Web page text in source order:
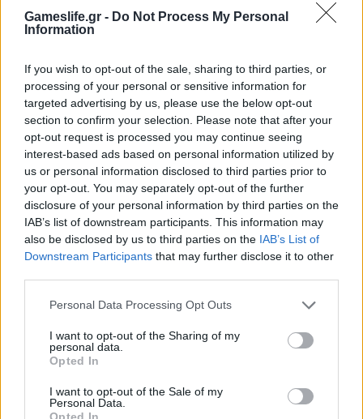
Gameslife.gr - Do Not Process My Personal
Information
If you wish to opt-out of the sale, sharing to third parties, or
processing of your personal or sensitive information for
targeted advertising by us, please use the below opt-out
section to confirm your selection. Please note that after your
opt-out request is processed you may continue seeing
interest-based ads based on personal information utilized by
us or personal information disclosed to third parties prior to
your opt-out. You may separately opt-out of the further
disclosure of your personal information by third parties on the
IAB’s list of downstream participants. This information may
also be disclosed by us to third parties on the IAB’s List of
Downstream Participants that may further disclose it to other
Personal Data Processing Opt Outs
I want to opt-out of the Sharing of my
personal data.
Opted In
I want to opt-out of the Sale of my
Personal Data.
Opted In
Summer Mode ON! Η LG μετατρέπει κάθε
στιγμή σε απόλυτη gaming εμπειρία!